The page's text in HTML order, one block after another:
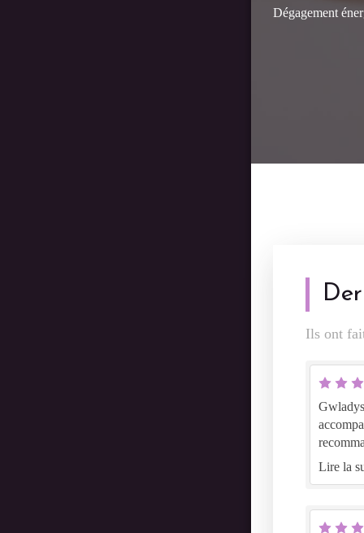
Dégagement
Ils ont
Gwladys
Lire la